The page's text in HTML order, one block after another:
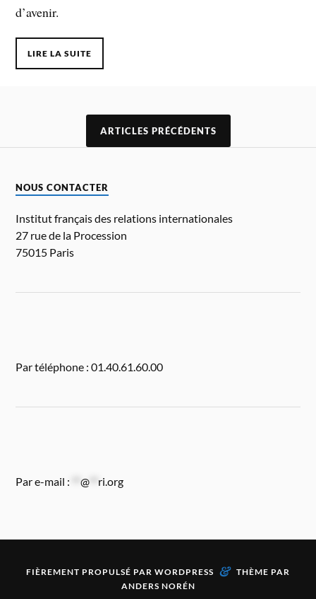
d’avenir.
LIRE LA SUITE
ARTICLES PRÉCÉDENTS
NOUS CONTACTER
Institut français des relations internationales
27 rue de la Procession
75015 Paris
Par téléphone : 01.40.61.60.00
Par e-mail : **@ ri.org
FIÈREMENT PROPULSÉ PAR WORDPRESS & THÈME PAR
ANDERS NORÉN